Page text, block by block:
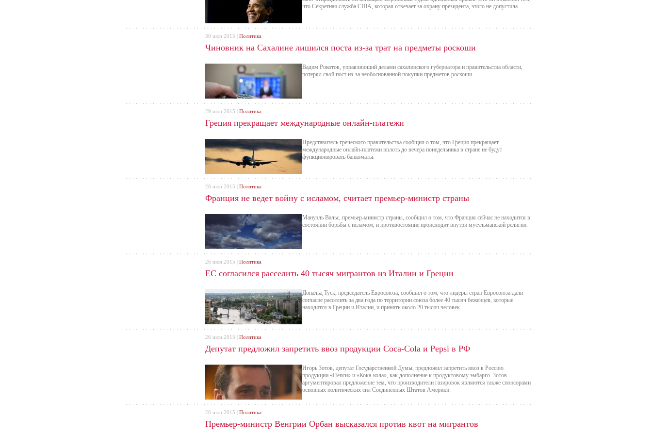
что Секретная служба США, которая отвечает за охрану президента, этого не допустила.
Чиновник на Сахалине лишился поста из-за трат на предметы роскоши
Вадим Рокотов, управляющий делами сахалинского губернатора и правительства области,
потерял свой пост из-за необоснованной покупки предметов роскоши.
30 июн 2015 | Политика
Греция прекращает международные онлайн-платежи
Представитель греческого правительства сообщил о том, что Греция прекращает
международные онлайн-платежи вплоть до вечера понедельника в стране не будут
функционировать банкоматы.
29 июн 2015 | Политика
Франция не ведет войну с исламом, считает премьер-министр страны
Мануэль Вальс, премьер-министр страны, сообщил о том, что Франция сейчас не находится в
состоянии борьбы с исламом, и противостояние происходит внутри мусульманской религии.
28 июн 2015 | Политика
ЕС согласился расселить 40 тысяч мигрантов из Италии и Греции
Дональд Туск, председатель Евросоюза, сообщил о том, что лидеры стран Евросоюза дали
согласие расселить за два года по территории союза более 40 тысяч беженцев, которые
находятся в Греции и Италии, и принять около 20 тысяч человек.
26 июн 2015 | Политика
Депутат предложил запретить ввоз продукции Coca-Cola и Pepsi в РФ
Игорь Зотов, депутат Государственной Думы, предложил запретить ввоз в Россию
продукции «Пепси» и «Кока-кола», как дополнение к продуктовому эмбарго. Зотов
аргументировал предложение тем, что производители газировок являются также спонсорами
основных политических сил Соединенных Штатов Америки.
26 июн 2015 | Политика
Премьер-министр Венгрии Орбан высказался против квот на мигрантов
26 июн 2015 | Политика